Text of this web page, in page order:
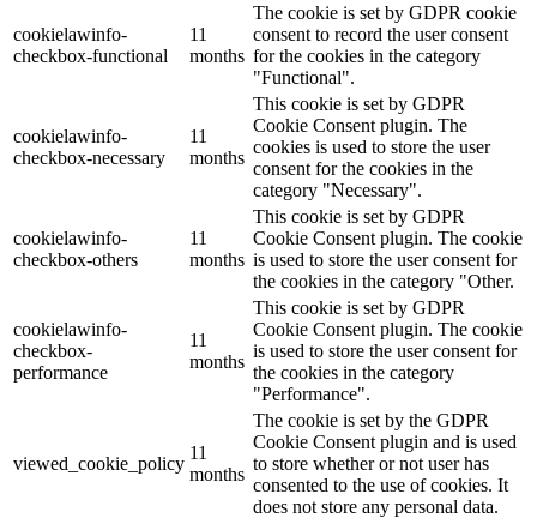
cookielawinfo-
checkbox-functional
11
months
The cookie is set by GDPR cookie
consent to record the user consent
for the cookies in the category
"Functional".
cookielawinfo-
checkbox-necessary
11
months
This cookie is set by GDPR
Cookie Consent plugin. The
cookies is used to store the user
consent for the cookies in the
category "Necessary".
cookielawinfo-
checkbox-others
11
months
This cookie is set by GDPR
Cookie Consent plugin. The cookie
is used to store the user consent for
the cookies in the category "Other.
cookielawinfo-
checkbox-
performance
11
months
This cookie is set by GDPR
Cookie Consent plugin. The cookie
is used to store the user consent for
the cookies in the category
"Performance".
viewed_cookie_policy
11
months
The cookie is set by the GDPR
Cookie Consent plugin and is used
to store whether or not user has
consented to the use of cookies. It
does not store any personal data.